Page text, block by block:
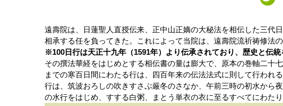
遠壽院は、日蓮聖人直授伝来、正中山正嫡の大秘法を相伝した三代
相承する任を負ってきた。これによって当院は、遠壽院流祈祷修法
※100日行は天正十九年（1591年）より伝承されており、歴史と伝統
その撰法華経をはじめとする相伝書の量は膨大で、原本の巻軸二十
までの寒百日間にわたる行は、四百年来の伝法法式に則して行われ
行は、筑波おろしの吹きすさぶ厳冬のさなか、午前三時の初水から
の水行をはじめ、すする白粥、まとう単衣の衣に至るすべてにわたり